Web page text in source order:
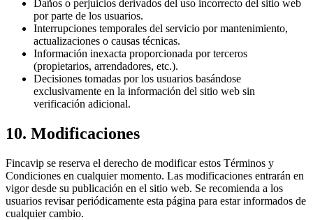
Daños o perjuicios derivados del uso incorrecto del sitio web
por parte de los usuarios.
Interrupciones temporales del servicio por mantenimiento,
actualizaciones o causas técnicas.
Información inexacta proporcionada por terceros
(propietarios, arrendadores, etc.).
Decisiones tomadas por los usuarios basándose
exclusivamente en la información del sitio web sin
verificación adicional.
10. Modificaciones
Fincavip se reserva el derecho de modificar estos Términos y
Condiciones en cualquier momento. Las modificaciones entrarán en
vigor desde su publicación en el sitio web. Se recomienda a los
usuarios revisar periódicamente esta página para estar informados de
cualquier cambio.